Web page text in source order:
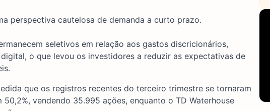
perspectiva cautelosa de demanda a curto prazo.
seletivos em relação aos gastos discricionários,
o que levou os investidores a reduzir as expectativas de
que os registros recentes do terceiro trimestre se tornaram
vendendo 35.995 ações, enquanto o TD Waterhouse